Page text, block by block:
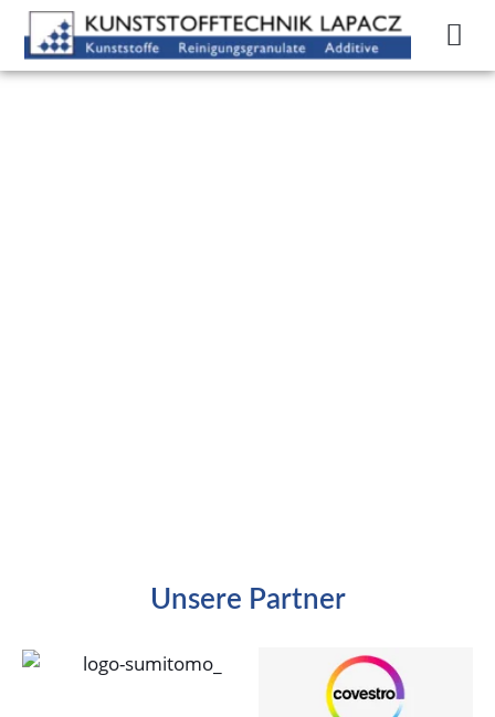
Blasanlagen. Schneller Farb- oder Materialwechsel von 150°C bis
320°C.
Unsere Partner